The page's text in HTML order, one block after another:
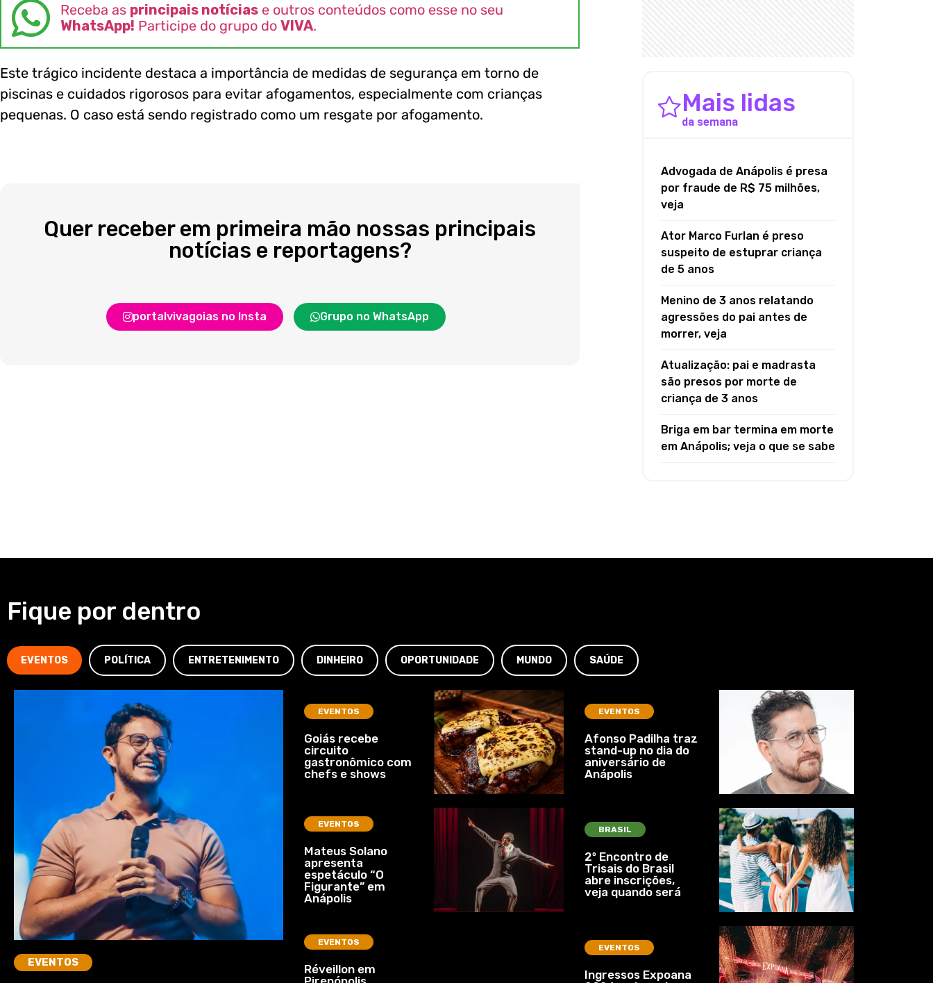
Receba as principais notícias e outros conteúdos como esse no seu
WhatsApp! Participe do grupo do VIVA.
Este trágico incidente destaca a importância de medidas de segurança em torno de
piscinas e cuidados rigorosos para evitar afogamentos, especialmente com crianças
pequenas. O caso está sendo registrado como um resgate por afogamento.
Quer receber em primeira mão nossas principais
notícias e reportagens?
portalvivagoias no Insta Grupo no WhatsApp
Mais lidas
da semana
Advogada de Anápolis é presa
por fraude de R$ 75 milhões,
veja
Ator Marco Furlan é preso
suspeito de estuprar criança
de 5 anos
Menino de 3 anos relatando
agressões do pai antes de
morrer, veja
Atualização: pai e madrasta
são presos por morte de
criança de 3 anos
Briga em bar termina em morte
em Anápolis; veja o que se sabe
Fique por dentro
EVENTOS POLÍTICA ENTRETENIMENTO DINHEIRO OPORTUNIDADE MUNDO SAÚDE
EVENTOS
EVENTOS
Goiás recebe
circuito
gastronômico com
chefs e shows
EVENTOS
Mateus Solano
apresenta
espetáculo “O
Figurante” em
Anápolis
EVENTOS
Réveillon em
EVENTOS
Afonso Padilha traz
stand-up no dia do
aniversário de
Anápolis
BRASIL
2º Encontro de
Trisais do Brasil
abre inscrições,
veja quando será
EVENTOS
Ingressos Expoana